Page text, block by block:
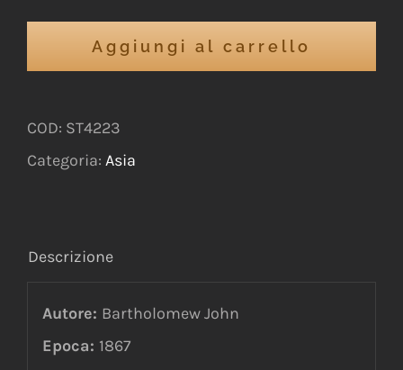
Aggiungi al carrello
COD: ST4223
Categoria: Asia
Descrizione
Autore: Bartholomew John
Epoca: 1867